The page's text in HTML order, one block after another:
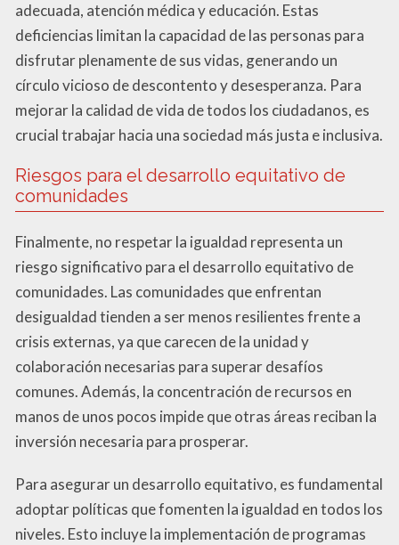
adecuada, atención médica y educación. Estas
deficiencias limitan la capacidad de las personas para
disfrutar plenamente de sus vidas, generando un
círculo vicioso de descontento y desesperanza. Para
mejorar la calidad de vida de todos los ciudadanos, es
crucial trabajar hacia una sociedad más justa e inclusiva.
Riesgos para el desarrollo equitativo de
comunidades
Finalmente, no respetar la igualdad representa un
riesgo significativo para el desarrollo equitativo de
comunidades. Las comunidades que enfrentan
desigualdad tienden a ser menos resilientes frente a
crisis externas, ya que carecen de la unidad y
colaboración necesarias para superar desafíos
comunes. Además, la concentración de recursos en
manos de unos pocos impide que otras áreas reciban la
inversión necesaria para prosperar.
Para asegurar un desarrollo equitativo, es fundamental
adoptar políticas que fomenten la igualdad en todos los
niveles. Esto incluye la implementación de programas